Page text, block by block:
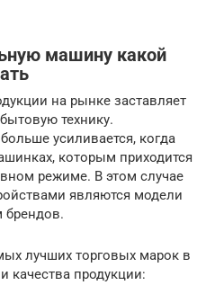
машину какой
на рынке заставляет
технику.
усиливается, когда
которым приходится
режиме. В этом случае
являются модели
брендов.
лучших торговых марок в
качества продукции: